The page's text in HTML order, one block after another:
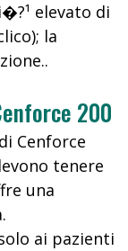
elevato di
la
200
Cenforce
tenere
una
ai pazienti